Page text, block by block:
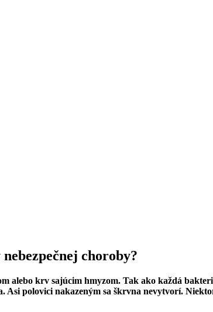
choroby?
alebo krv sajúcim hmyzom. Tak ako každá
polovici nakazeným sa škrvna nevytvorí.